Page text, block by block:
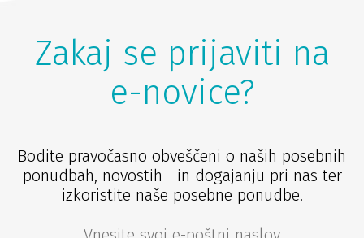
Zakaj se prijaviti na
e-novice?
Bodite pravočasno obveščeni o naših posebnih
ponudbah, novostih in dogajanju pri nas ter
izkoristite naše posebne ponudbe.